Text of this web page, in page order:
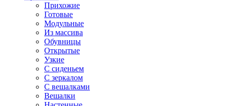
Прихожие
Готовые
Модульные
Из массива
Обувницы
Открытые
Узкие
С сиденьем
С зеркалом
С вешалками
Вешалки